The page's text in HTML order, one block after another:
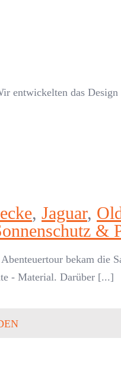
entwickelten das
, Jaguar,
&
bekam die
- Material. Darüber [...]